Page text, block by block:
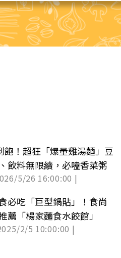
飽！超狂「爆量雞湯麵」豆
飲料無限續，必嗑香菜粥
5/26 16:00:00 |
必吃「巨型鍋貼」！食尚
薦「楊家麵食水餃館」
2/5 10:00:00 |